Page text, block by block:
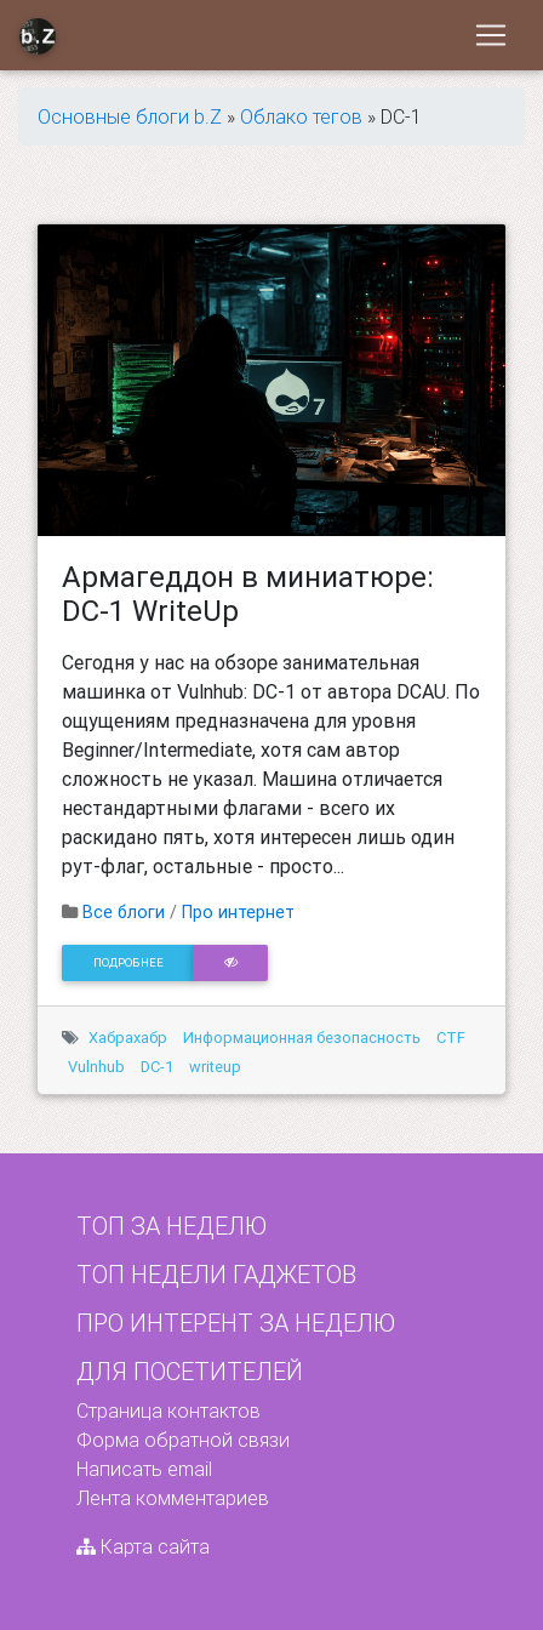
Основные блоги b.Z » Облако тегов » DC-1
Армагеддон в миниатюре:
DC-1 WriteUp
Сегодня у нас на обзоре занимательная
машинка от Vulnhub: DC-1 от автора DCAU. По
ощущениям предназначена для уровня
Beginner/Intermediate, хотя сам автор
сложность не указал. Машина отличается
нестандартными флагами - всего их
раскидано пять, хотя интересен лишь один
рут-флаг, остальные - просто...
Все блоги / Про интернет
ПОДРОБНЕЕ
Хабрахабр Информационная безопасность
CTF
Vulnhub
DC-1 writeup
ТОП ЗА НЕДЕЛЮ
ТОП НЕДЕЛИ ГАДЖЕТОВ
ПРО ИНТЕРЕНТ ЗА НЕДЕЛЮ
ДЛЯ ПОСЕТИТЕЛЕЙ
Страница контактов
Форма обратной связи
Написать email
Лента комментариев
Карта сайта